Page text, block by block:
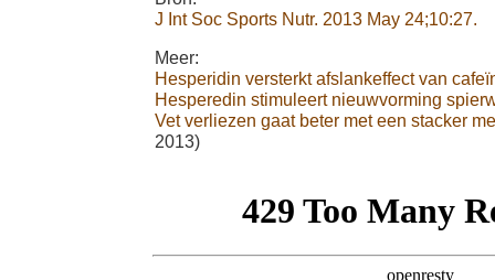
J Int Soc Sports Nutr. 2013 May 24;10:27.
Meer:
Hesperidin versterkt afslankeffect van
Hesperedin stimuleert nieuwvorming
Vet verliezen gaat beter met een stacker
2013)